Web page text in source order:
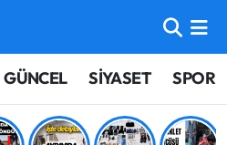
GÜNCEL SİYASET SPOR